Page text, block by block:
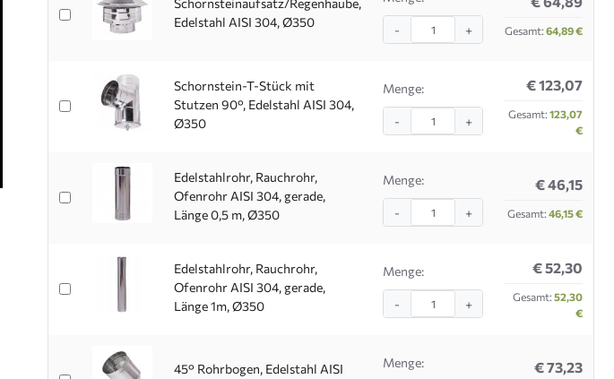
Schornsteinaufsatz/Regenhaube,
Edelstahl AISI 304, Ø350
- + Gesamt: 64,89 €
Schornstein-T-Stück mit
Stutzen 90°, Edelstahl AISI 304,
Ø350
Menge:
- +
€ 123,07
Gesamt: 123,07
€
Edelstahlrohr, Rauchrohr,
Ofenrohr AISI 304, gerade,
Länge 0,5 m, Ø350
Menge:
- +
€ 46,15
Gesamt: 46,15 €
Edelstahlrohr, Rauchrohr,
Ofenrohr AISI 304, gerade,
Länge 1m, Ø350
Menge:
- +
€ 52,30
Gesamt: 52,30
€
45° Rohrbogen, Edelstahl AISI
Menge: € 73,23